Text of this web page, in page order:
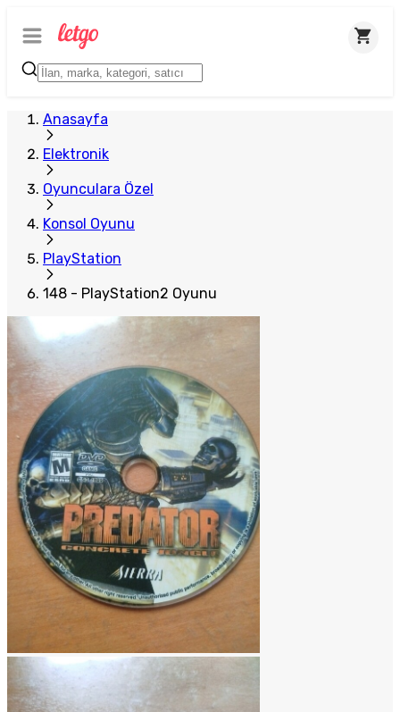
Anasayfa
Elektronik
Oyunculara Özel
Konsol Oyunu
PlayStation
148 - PlayStation2 Oyunu